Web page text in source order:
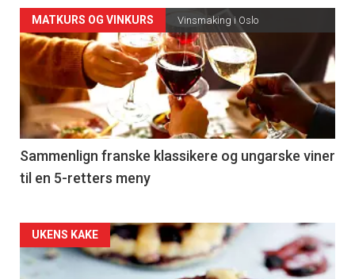
Forsiden
akkurat
nå
-
5
MATKURS OG VINKURS Vinsmaking i Oslo
Sammenlign franske klassikere og ungarske viner
til en 5-retters meny
Forsiden
akkurat
UKENS KAKE